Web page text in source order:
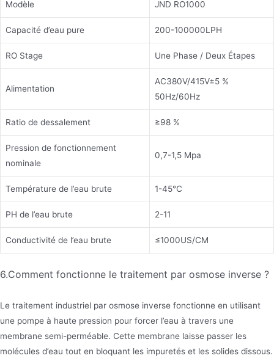
Modèle JND RO1000
Capacité d’eau pure 200-100000LPH
RO Stage Une Phase / Deux Étapes
Alimentation
AC380V/415V±5 %
50Hz/60Hz
Ratio de dessalement ≥98 %
Pression de fonctionnement
nominale
0,7-1,5 Mpa
Température de l’eau brute 1-45°C
PH de l’eau brute 2-11
Conductivité de l’eau brute ≤1000US/CM
6.Comment fonctionne le traitement par osmose inverse ?
Le traitement industriel par osmose inverse fonctionne en utilisant
une pompe à haute pression pour forcer l’eau à travers une
membrane semi-perméable. Cette membrane laisse passer les
molécules d’eau tout en bloquant les impuretés et les solides dissous.